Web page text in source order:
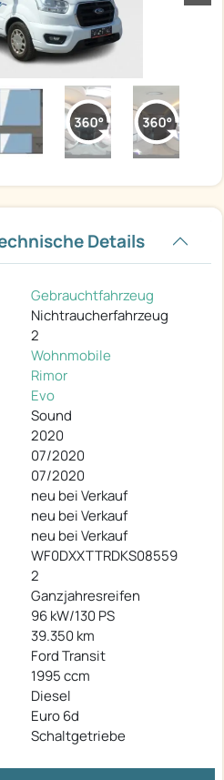
Details
Gebrauchtfahrzeug
Nichtraucherfahrzeug
2
Wohnmobile
Rimor
Evo
Sound
2020
07/2020
07/2020
neu bei Verkauf
neu bei Verkauf
neu bei Verkauf
WF0DXXTTRDKS08559
2
Ganzjahresreifen
96 kW/130 PS
39.350 km
Ford Transit
1995 ccm
Diesel
Euro 6d
Schaltgetriebe